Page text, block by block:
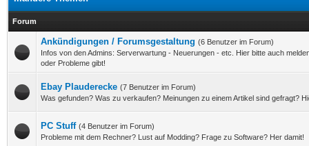
Forum
Ankündigungen / Forumsgestaltung (6 Benutzer im Forum)
Infos von den Admins: Serverwartung - Neuerungen - etc. Hier bitte auch
oder Probleme gibt!
Ebay Plauderecke (7 Benutzer im Forum)
Was gefunden? Was zu verkaufen? Meinungen zu einem Artikel sind gefragt?
PC Stuff (4 Benutzer im Forum)
Probleme mit dem Rechner? Lust auf Modding? Frage zu Software? Her damit!